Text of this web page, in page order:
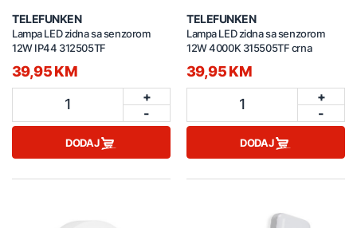
TELEFUNKEN
Lampa LED zidna sa senzorom
12W IP44 312505TF
39,95 KM
1
+
-
DODAJ
TELEFUNKEN
Lampa LED zidna sa senzorom
12W 4000K 315505TF crna
39,95 KM
1
+
-
DODAJ